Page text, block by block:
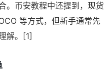
。币安教程中还提到，现货
等方式，但新手通常先
解。[1]